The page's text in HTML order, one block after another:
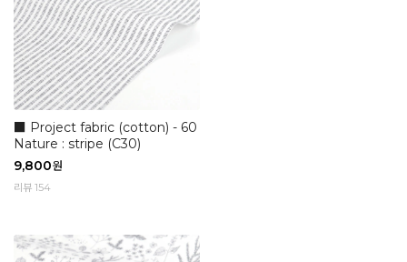
■ Project fabric (cotton) - 60
Nature : stripe (C30)
9,800원
리뷰 154